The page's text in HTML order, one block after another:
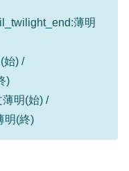
薄明
始) /
)
明(始) /
明(終)